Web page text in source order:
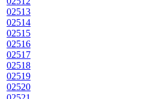
02513
02514
02515
02516
02517
02518
02519
02520